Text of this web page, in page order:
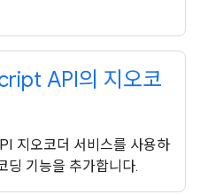
API의 지오코
지오코더 서비스를 사용하
딩 기능을 추가합니다.